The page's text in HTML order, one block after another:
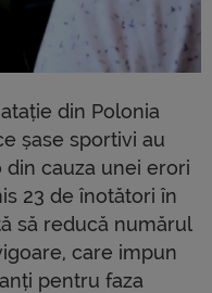
din Polonia
șase sportivi au
din cauza unei erori
23 de înotători în
să reducă numărul
care impun
pentru faza